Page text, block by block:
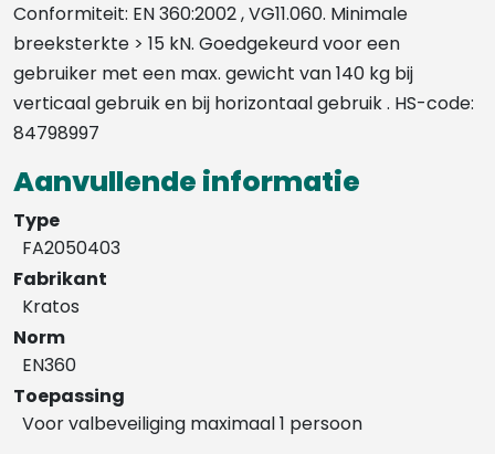
Conformiteit: EN 360:2002 , VG11.060. Minimale
breeksterkte > 15 kN. Goedgekeurd voor een
gebruiker met een max. gewicht van 140 kg bij
verticaal gebruik en bij horizontaal gebruik . HS-code:
84798997
Aanvullende informatie
Type
FA2050403
Fabrikant
Kratos
Norm
EN360
Toepassing
Voor valbeveiliging maximaal 1 persoon